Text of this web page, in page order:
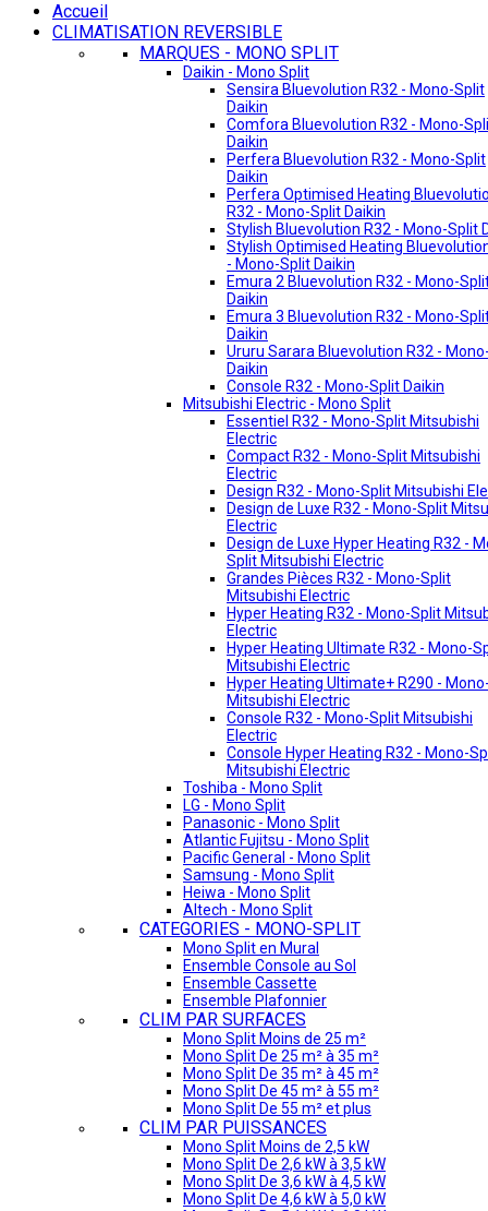
Accueil
CLIMATISATION REVERSIBLE
MARQUES - MONO SPLIT
Daikin - Mono Split
Sensira Bluevolution R32 - Mono-Split
Daikin
Comfora Bluevolution R32 - Mono-
Daikin
Perfera Bluevolution R32 - Mono-Split
Daikin
Perfera Optimised Heating
R32 - Mono-Split Daikin
Stylish Bluevolution R32 - Mono-Split
Stylish Optimised Heating
- Mono-Split Daikin
Emura 2 Bluevolution R32 - Mono-
Daikin
Emura 3 Bluevolution R32 - Mono-
Daikin
Ururu Sarara Bluevolution R32 -
Daikin
Console R32 - Mono-Split Daikin
Mitsubishi Electric - Mono Split
Essentiel R32 - Mono-Split Mitsubishi
Electric
Compact R32 - Mono-Split Mitsubishi
Electric
Design R32 - Mono-Split Mitsubishi
Design de Luxe R32 - Mono-Split
Electric
Design de Luxe Hyper Heating R32 -
Split Mitsubishi Electric
Grandes Pièces R32 - Mono-Split
Mitsubishi Electric
Hyper Heating R32 - Mono-Split
Electric
Hyper Heating Ultimate R32 - Mono-
Mitsubishi Electric
Hyper Heating Ultimate+ R290 -
Mitsubishi Electric
Console R32 - Mono-Split Mitsubishi
Electric
Console Hyper Heating R32 - Mono-
Mitsubishi Electric
Toshiba - Mono Split
LG - Mono Split
Panasonic - Mono Split
Atlantic Fujitsu - Mono Split
Pacific General - Mono Split
Samsung - Mono Split
Heiwa - Mono Split
Altech - Mono Split
CATEGORIES - MONO-SPLIT
Mono Split en Mural
Ensemble Console au Sol
Ensemble Cassette
Ensemble Plafonnier
CLIM PAR SURFACES
Mono Split Moins de 25 m²
Mono Split De 25 m² à 35 m²
Mono Split De 35 m² à 45 m²
Mono Split De 45 m² à 55 m²
Mono Split De 55 m² et plus
CLIM PAR PUISSANCES
Mono Split Moins de 2,5 kW
Mono Split De 2,6 kW à 3,5 kW
Mono Split De 3,6 kW à 4,5 kW
Mono Split De 4,6 kW à 5,0 kW